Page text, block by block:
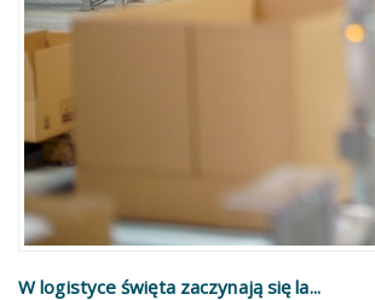
W logistyce święta zaczynają się la...